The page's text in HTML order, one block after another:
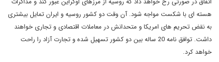
هسته ای با شکست مواجه شود. آن وقت دو کشور روسیه و ایران تمایل بیشتری
به نقض تحریم های امریکا و متحدانش در معاملات اقتصادی و تجاری خواهند
داشت. توافق نامه 20 ساله بین دو کشور تسهیل شده و تجارت آزاد را راحت
خواهد کرد.